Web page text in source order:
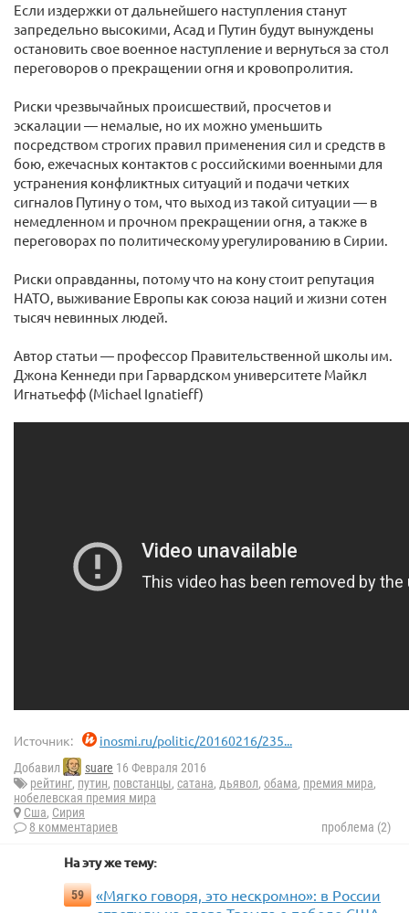
Если издержки от дальнейшего наступления станут
запредельно высокими, Асад и Путин будут вынуждены
остановить свое военное наступление и вернуться за стол
переговоров о прекращении огня и кровопролития.
Риски чрезвычайных происшествий, просчетов и
эскалации — немалые, но их можно уменьшить
посредством строгих правил применения сил и средств в
бою, ежечасных контактов с российскими военными для
устранения конфликтных ситуаций и подачи четких
сигналов Путину о том, что выход из такой ситуации — в
немедленном и прочном прекращении огня, а также в
переговорах по политическому урегулированию в Сирии.
Риски оправданны, потому что на кону стоит репутация
НАТО, выживание Европы как союза наций и жизни сотен
тысяч невинных людей.
Автор статьи — профессор Правительственной школы им.
Джона Кеннеди при Гарвардском университете Майкл
Игнатьефф (Michael Ignatieff)
Источник: inosmi.ru/politic/20160216/235...
Добавил suare 16 Февраля 2016
рейтинг, путин, повстанцы, сатана, дьявол, обама, премия мира,
нобелевская премия мира
Сша, Сирия
8 комментариев
проблема (2)
На эту же тему:
59
«Мягко говоря, это нескромно»: в России